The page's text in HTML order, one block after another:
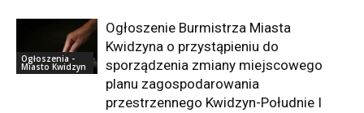
Ogłoszenia -
Miasto Kwidzyn
Ogłoszenie Burmistrza Miasta
Kwidzyna o przystąpieniu do
sporządzenia zmiany miejscowego
planu zagospodarowania
przestrzennego Kwidzyn-Południe I